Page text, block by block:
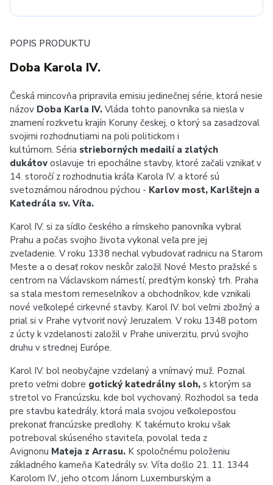
POPIS PRODUKTU
Doba Karola IV.
Česká mincovňa pripravila emisiu jedinečnej série, ktorá nesie
názov Doba Karla IV. Vláda tohto panovníka sa niesla v
znamení rozkvetu krajín Koruny českej, o ktorý sa zasadzoval
svojimi rozhodnutiami na poli politickom i
kultúrnom. Séria strieborných medailí a zlatých
dukátov oslavuje tri epochálne stavby, ktoré začali vznikať v
14. storočí z rozhodnutia kráľa Karola IV. a ktoré sú
svetoznámou národnou pýchou - Karlov most, Karlštejn a
Katedrála sv. Víta.
Karol IV. si za sídlo českého a rímskeho panovníka vybral
Prahu a počas svojho života vykonal veľa pre jej
zveľadenie. V roku 1338 nechal vybudovať radnicu na Starom
Meste a o desať rokov neskôr založil Nové Mesto pražské s
centrom na Václavskom námestí, predtým konský trh. Praha
sa stala mestom remeselníkov a obchodníkov, kde vznikali
nové veľkolepé cirkevné stavby. Karol IV. bol veľmi zbožný a
prial si v Prahe vytvoriť nový Jeruzalem. V roku 1348 potom
z úcty k vzdelanosti založil v Prahe univerzitu, prvú svojho
druhu v strednej Európe.
Karol IV. bol neobyčajne vzdelaný a vnímavý muž. Poznal
preto veľmi dobre gotický katedrálny sloh, s ktorým sa
stretol vo Francúzsku, kde bol vychovaný. Rozhodol sa teda
pre stavbu katedrály, ktorá mala svojou veľkoleposťou
prekonať francúzske predlohy. K takémuto kroku však
potreboval skúseného staviteľa, povolal teda z
Avignonu Mateja z Arrasu. K spoločnému položeniu
základného kameňa Katedrály sv. Víta došlo 21. 11. 1344
Karolom IV., jeho otcom Jánom Luxemburským a